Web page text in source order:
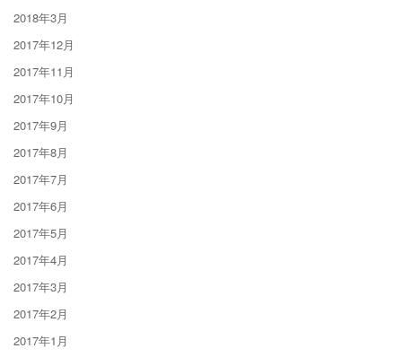
2018年3月
2017年12月
2017年11月
2017年10月
2017年9月
2017年8月
2017年7月
2017年6月
2017年5月
2017年4月
2017年3月
2017年2月
2017年1月